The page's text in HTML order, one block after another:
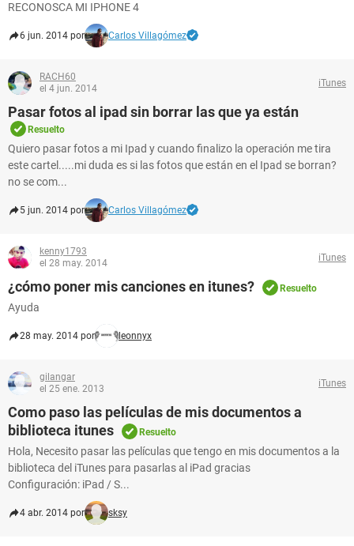
RECONOSCA MI IPHONE 4
6 jun. 2014 por Carlos Villagómez
RACH60
el 4 jun. 2014
iTunes
Pasar fotos al ipad sin borrar las que ya están
Resuelto
Quiero pasar fotos a mi Ipad y cuando finalizo la operación me tira
este cartel.....mi duda es si las fotos que están en el Ipad se borran?
no se com...
5 jun. 2014 por Carlos Villagómez
kenny1793
el 28 may. 2014
iTunes
¿cómo poner mis canciones en itunes? Resuelto
Ayuda
28 may. 2014 por leonnyx
gilangar
el 25 ene. 2013
iTunes
Como paso las películas de mis documentos a
biblioteca itunes
Resuelto
Hola, Necesito pasar las películas que tengo en mis documentos a la
biblioteca del iTunes para pasarlas al iPad gracias
Configuración: iPad / S...
4 abr. 2014 por sksy